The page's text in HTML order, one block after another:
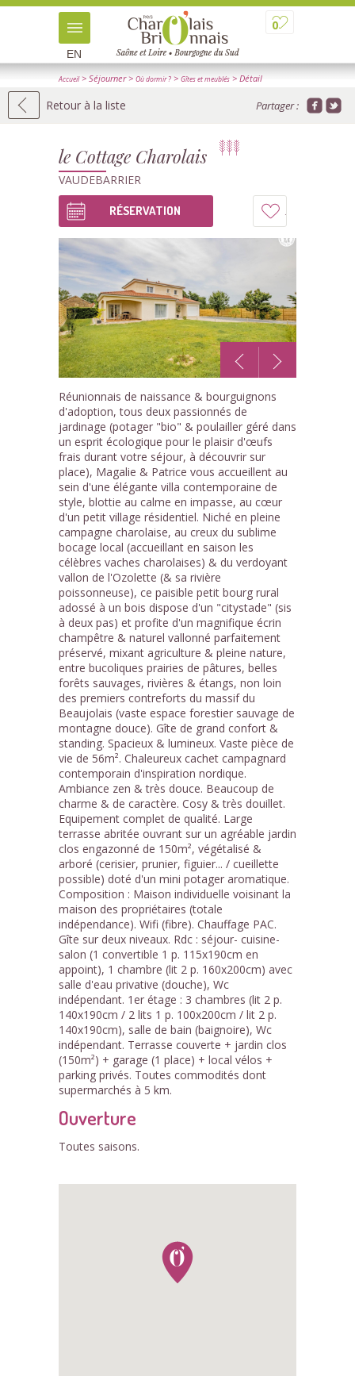
0
EN
Accueil> Séjourner> Où dormir ? > Gîtes et meublés > Détail
Retour à la liste Partager :
le Cottage Charolais
VAUDEBARRIER
à
carnet
RÉSERVATION
1 /10
Réunionnais de naissance & bourguignons
d'adoption, tous deux passionnés de
jardinage (potager "bio" & poulailler géré dans
un esprit écologique pour le plaisir d'œufs
frais durant votre séjour, à découvrir sur
place), Magalie & Patrice vous accueillent au
sein d'une élégante villa contemporaine de
style, blottie au calme en impasse, au cœur
d'un petit village résidentiel. Niché en pleine
campagne charolaise, au creux du sublime
bocage local (accueillant en saison les
célèbres vaches charolaises) & du verdoyant
vallon de l'Ozolette (& sa rivière
poissonneuse), ce paisible petit bourg rural
adossé à un bois dispose d'un "citystade" (sis
à deux pas) et profite d'un magnifique écrin
champêtre & naturel vallonné parfaitement
préservé, mixant agriculture & pleine nature,
entre bucoliques prairies de pâtures, belles
forêts sauvages, rivières & étangs, non loin
des premiers contreforts du massif du
Beaujolais (vaste espace forestier sauvage de
montagne douce). Gîte de grand confort &
standing. Spacieux & lumineux. Vaste pièce de
vie de 56m². Chaleureux cachet campagnard
contemporain d'inspiration nordique.
Ambiance zen & très douce. Beaucoup de
charme & de caractère. Cosy & très douillet.
Equipement complet de qualité. Large
terrasse abritée ouvrant sur un agréable jardin
clos engazonné de 150m², végétalisé &
arboré (cerisier, prunier, figuier... / cueillette
possible) doté d'un mini potager aromatique.
Composition : Maison individuelle voisinant la
maison des propriétaires (totale
indépendance). Wifi (fibre). Chauffage PAC.
Gîte sur deux niveaux. Rdc : séjour- cuisine-
salon (1 convertible 1 p. 115x190cm en
appoint), 1 chambre (lit 2 p. 160x200cm) avec
salle d'eau privative (douche), Wc
indépendant. 1er étage : 3 chambres (lit 2 p.
140x190cm / 2 lits 1 p. 100x200cm / lit 2 p.
140x190cm), salle de bain (baignoire), Wc
indépendant. Terrasse couverte + jardin clos
(150m²) + garage (1 place) + local vélos +
parking privés. Toutes commodités dont
supermarchés à 5 km.
Ouverture
Toutes saisons.